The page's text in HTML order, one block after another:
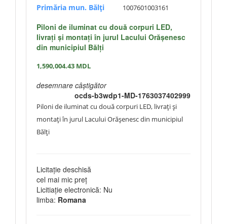
Primăria mun. Bălți 1007601003161
Piloni de iluminat cu două corpuri LED,
livrați și montați în jurul Lacului Orășenesc
din municipiul Bălți
1,590,004.43 MDL
desemnare câștigător
ocds-b3wdp1-MD-1763037402999
Piloni de iluminat cu două corpuri LED, livrați și
montați în jurul Lacului Orășenesc din municipiul
Bălți
Licitație deschisă
cel mai mic preț
Licitiație electronică: Nu
limba: Romana